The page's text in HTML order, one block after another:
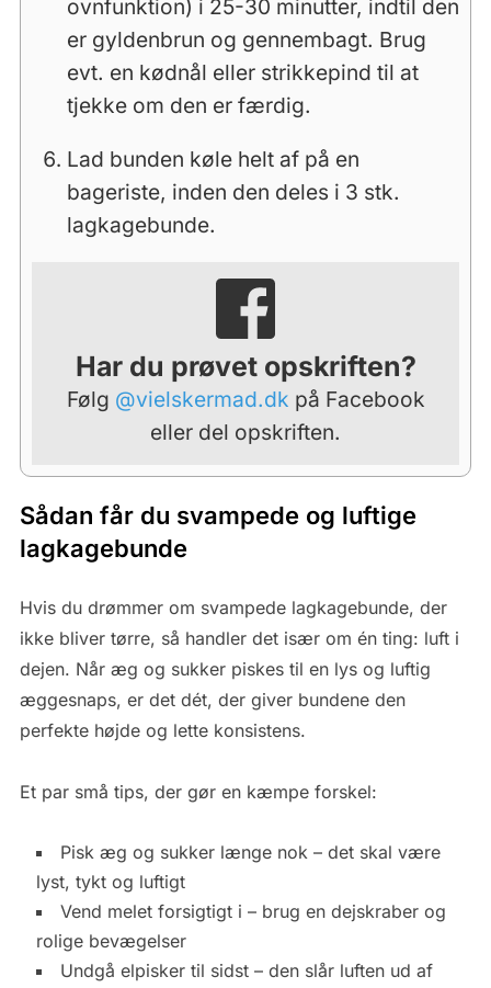
ovnfunktion) i 25-30 minutter, indtil den
er gyldenbrun og gennembagt. Brug
evt. en kødnål eller strikkepind til at
tjekke om den er færdig.
Lad bunden køle helt af på en
bageriste, inden den deles i 3 stk.
lagkagebunde.
Har du prøvet opskriften?
Følg @vielskermad.dk på Facebook
eller del opskriften.
Sådan får du svampede og luftige
lagkagebunde
Hvis du drømmer om svampede lagkagebunde, der
ikke bliver tørre, så handler det især om én ting: luft i
dejen. Når æg og sukker piskes til en lys og luftig
æggesnaps, er det dét, der giver bundene den
perfekte højde og lette konsistens.
Et par små tips, der gør en kæmpe forskel:
Pisk æg og sukker længe nok – det skal være
lyst, tykt og luftigt
Vend melet forsigtigt i – brug en dejskraber og
rolige bevægelser
Undgå elpisker til sidst – den slår luften ud af